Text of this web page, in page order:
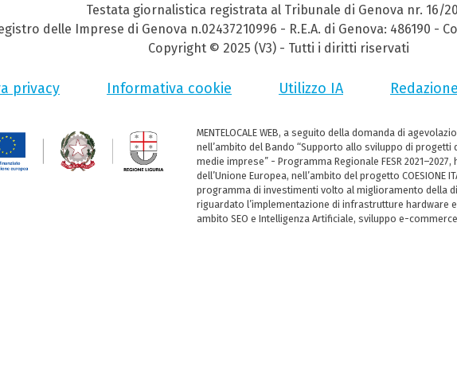
Testata giornalistica registrata al Tribunale di Genova nr. 16/
delle Imprese di Genova n.02437210996 - R.E.A. di Genova: 486190 -
Copyright © 2025 (V3) - Tutti i diritti riservati
privacy Informativa cookie Utilizzo IA Redazione
MENTELOCALE WEB, a seguito della domanda di
nell’ambito del Bando “Supporto allo sviluppo di
medie imprese” - Programma Regionale FESR
dell’Unione Europea, nell’ambito del progetto COESIONE
programma di investimenti volto al miglioramento della
riguardato l’implementazione di infrastrutture hardware
ambito SEO e Intelligenza Artificiale, sviluppo e-commerce